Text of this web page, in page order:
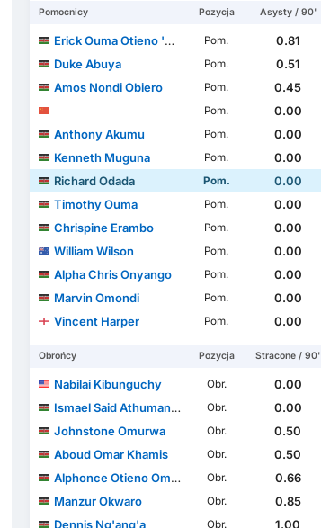
Pomocnicy Pozycja Asysty / 90'
Erick Ouma Otieno 'Marcelo' Pom.
0.81
Duke Abuya
Pom.
0.51
Amos Nondi Obiero
Pom. 0.45
Pom.
0.00
Anthony Akumu
Pom.
0.00
Kenneth Muguna
Pom.
0.00
Richard Odada
Pom.
0.00
Timothy Ouma
Pom.
0.00
Chrispine Erambo
Pom.
0.00
William Wilson
Pom.
0.00
Alpha Chris Onyango
Pom.
0.00
Marvin Omondi
Pom.
0.00
Vincent Harper
Pom. 0.00
Obrońcy Pozycja Stracone / 90'
Nabilai Kibunguchy Obr.
0.00
Ismael Said Athuman González
Obr.
0.00
Johnstone Omurwa
Obr.
0.50
Aboud Omar Khamis
Obr.
0.50
Alphonce Otieno Omija
Obr.
0.66
Manzur Okwaro
Obr.
0.85
Dennis Ng'ang'a
Obr. 1.00